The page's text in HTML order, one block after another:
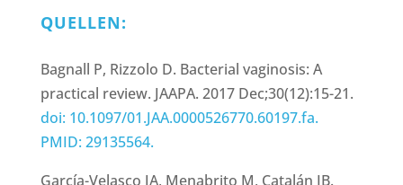
QUELLEN:
Bagnall P, Rizzolo D. Bacterial vaginosis: A
practical review. JAAPA. 2017 Dec;30(12):15-21.
doi: 10.1097/01.JAA.0000526770.60197.fa.
PMID: 29135564.
García-Velasco JA, Menabrito M, Catalán IB.